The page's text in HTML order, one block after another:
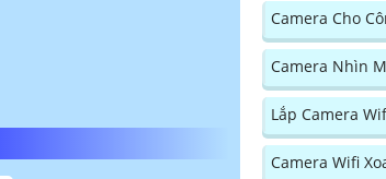
Camera Cho
Camera Nhìn
Lắp Camera
Camera Wifi